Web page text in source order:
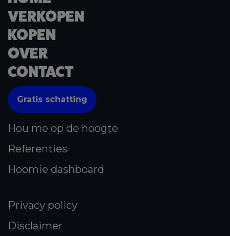
VERKOPEN
KOPEN
OVER
CONTACT
Gratis schatting
Hou me op de hoogte
Referenties
Hoomie dashboard
Privacy policy
Disclaimer